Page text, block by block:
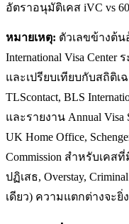
อัตราอนุมัติเคส iVC vs
หมายเหตุ: ตัวเลขข้างต้
International Visa Center
และเปรียบเทียบกับสถิติเ
TLScontact, BLS
และรายงาน Annual Visa
UK Home Office,
Commission สำหรับเค
ปฏิเสธ, Overstay,
เดียว) ความแตกต่างจะยิ่